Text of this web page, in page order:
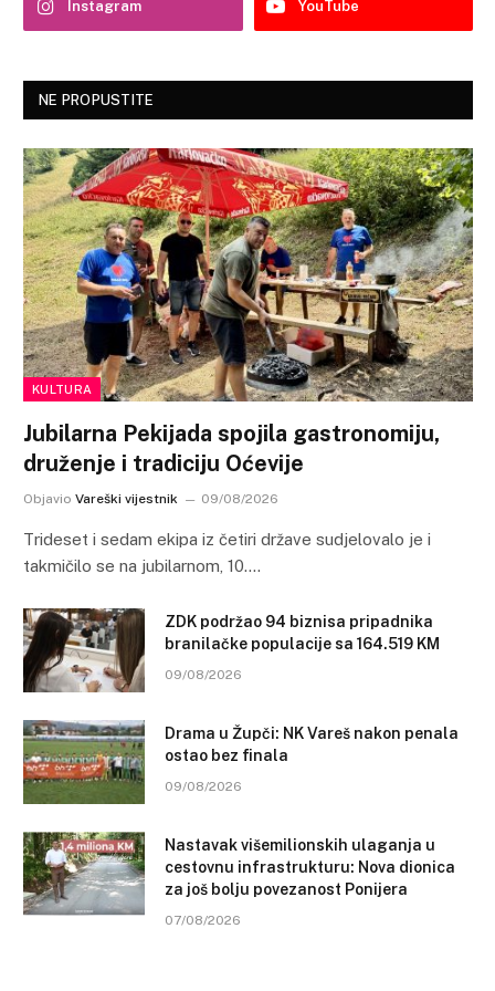
Instagram YouTube
NE PROPUSTITE
KULTURA
Jubilarna Pekijada spojila gastronomiju,
druženje i tradiciju Oćevije
Objavio Vareški vijestnik 09/08/2026
Trideset i sedam ekipa iz četiri države sudjelovalo je i
takmičilo se na jubilarnom, 10.…
ZDK podržao 94 biznisa pripadnika
branilačke populacije sa 164.519 KM
09/08/2026
Drama u Župči: NK Vareš nakon penala
ostao bez finala
09/08/2026
Nastavak višemilionskih ulaganja u
cestovnu infrastrukturu: Nova dionica
za još bolju povezanost Ponijera
07/08/2026